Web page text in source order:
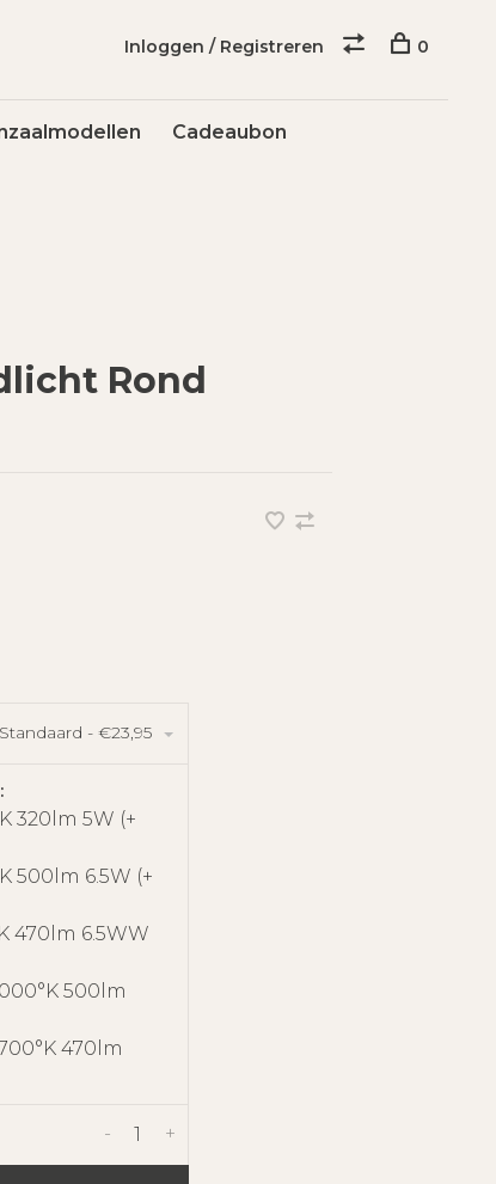
Cadeaubon
Inloggen / Registreren 0
Rond
Standaard - €23,95
320lm 5W (+
500lm 6.5W (+
470lm 6.5WW
500lm
470lm
+
-